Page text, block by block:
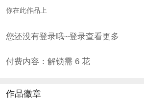
示：女主是一个“黑芝麻馅汤圆”属
你在此作品上
您还没有登录哦~登录查看更多
付费内容：解锁需 6花
作品徽章